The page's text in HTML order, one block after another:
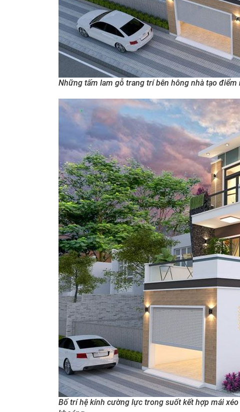
Những tấm lam gỗ trang trí bên hông nhà tạo
Bố trí hệ kính cường lực trong suốt kết hợp mái